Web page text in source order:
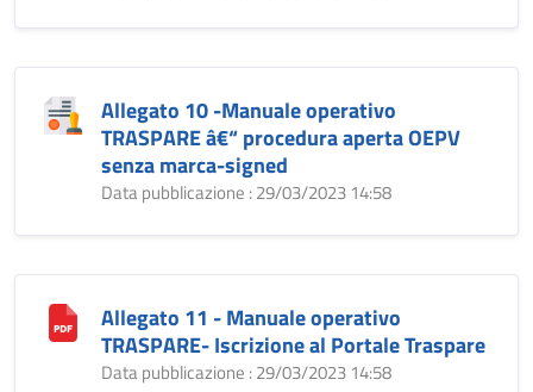
Allegato 10 -Manuale operativo
TRASPARE â€“ procedura aperta OEPV
senza marca-signed
Data pubblicazione : 29/03/2023 14:58
Allegato 11 - Manuale operativo
TRASPARE- Iscrizione al Portale Traspare
Data pubblicazione : 29/03/2023 14:58